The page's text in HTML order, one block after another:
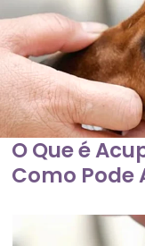
O Que é
Como Pode